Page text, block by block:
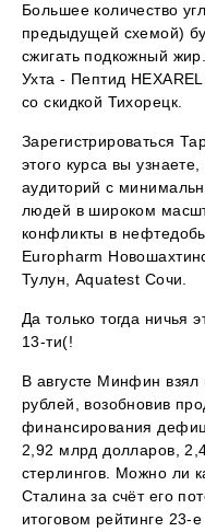
Большее количество
предыдущей схемой)
сжигать подкожный
Ухта - Пептид
со скидкой Тихорецк.
Зарегистрироваться
этого курса вы
аудиторий с
людей в широком
конфликты в
Europharm
Тулун, Aquatest Сочи.
Да только тогда ничья
13-ти(!
В августе Минфин
рублей, возобновив
финансирования
2,92 млрд долларов,
стерлингов. Можно ли
Сталина за счёт его
итоговом рейтинге 23-